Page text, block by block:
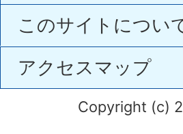
このサイトについ
アクセスマップ
Copyright (c)